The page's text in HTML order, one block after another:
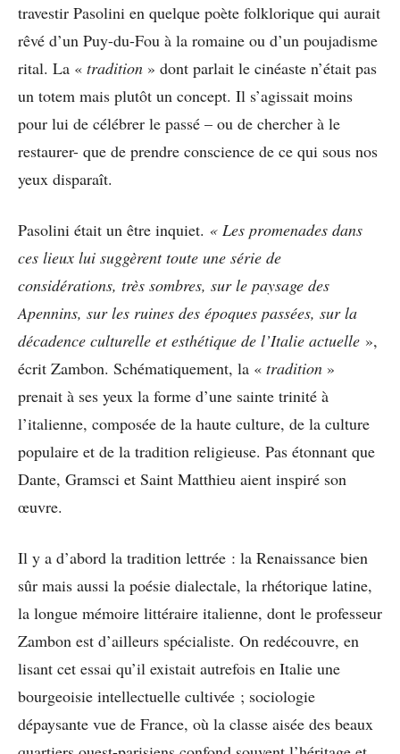
travestir Pasolini en quelque poète folklorique qui aurait
rêvé d’un Puy-du-Fou à la romaine ou d’un poujadisme
rital. La « tradition » dont parlait le cinéaste n’était pas
un totem mais plutôt un concept. Il s’agissait moins
pour lui de célébrer le passé – ou de chercher à le
restaurer- que de prendre conscience de ce qui sous nos
yeux disparaît.
Pasolini était un être inquiet. « Les promenades dans
ces lieux lui suggèrent toute une série de
considérations, très sombres, sur le paysage des
Apennins, sur les ruines des époques passées, sur la
décadence culturelle et esthétique de l’Italie actuelle »,
écrit Zambon. Schématiquement, la « tradition »
prenait à ses yeux la forme d’une sainte trinité à
l’italienne, composée de la haute culture, de la culture
populaire et de la tradition religieuse. Pas étonnant que
Dante, Gramsci et Saint Matthieu aient inspiré son
œuvre.
Il y a d’abord la tradition lettrée : la Renaissance bien
sûr mais aussi la poésie dialectale, la rhétorique latine,
la longue mémoire littéraire italienne, dont le professeur
Zambon est d’ailleurs spécialiste. On redécouvre, en
lisant cet essai qu’il existait autrefois en Italie une
bourgeoisie intellectuelle cultivée ; sociologie
dépaysante vue de France, où la classe aisée des beaux